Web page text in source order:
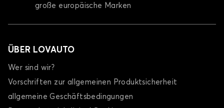
große europäische Marken
ÜBER LOVAUTO
Wer sind wir?
Vorschriften zur allgemeinen Produktsicherheit
allgemeine Geschäftsbedingungen